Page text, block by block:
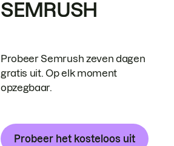
SEMRUSH
Probeer Semrush zeven dagen
gratis uit. Op elk moment
opzegbaar.
Probeer het kosteloos uit